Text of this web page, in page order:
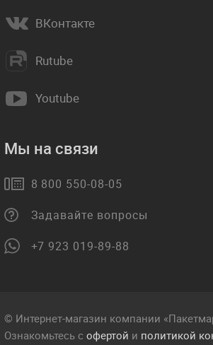
ВКонтакте
Rutube
Youtube
Мы на связи
8 800 550-08-05
Задавайте вопросы
+7 923 019-89-88
© Интернет-магазин компании
Ознакомьтесь с офертой и политикой